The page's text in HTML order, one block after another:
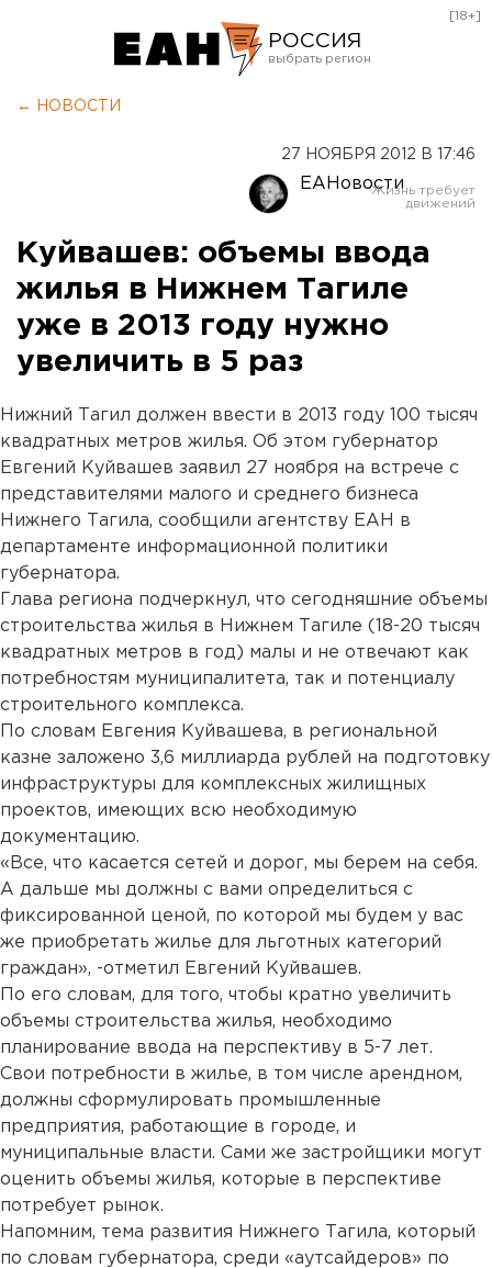
РОССИЯ
Оренбург
[18+]
← НОВОСТИ
27 НОЯБРЯ 2012 В 17:46
ЕАНовости
Куйвашев: объемы ввода
жилья в Нижнем Тагиле
уже в 2013 году нужно
увеличить в 5 раз
Нижний Тагил должен ввести в 2013 году 100 тысяч
квадратных метров жилья. Об этом губернатор
Евгений Куйвашев заявил 27 ноября на встрече с
представителями малого и среднего бизнеса
Нижнего Тагила, сообщили агентству ЕАН в
департаменте информационной политики
губернатора.
Глава региона подчеркнул, что сегодняшние объемы
строительства жилья в Нижнем Тагиле (18-20 тысяч
квадратных метров в год) малы и не отвечают как
потребностям муниципалитета, так и потенциалу
строительного комплекса.
По словам Евгения Куйвашева, в региональной
казне заложено 3,6 миллиарда рублей на подготовку
инфраструктуры для комплексных жилищных
проектов, имеющих всю необходимую
документацию.
«Все, что касается сетей и дорог, мы берем на себя.
А дальше мы должны с вами определиться с
фиксированной ценой, по которой мы будем у вас
же приобретать жилье для льготных категорий
граждан», -отметил Евгений Куйвашев.
По его словам, для того, чтобы кратно увеличить
объемы строительства жилья, необходимо
планирование ввода на перспективу в 5-7 лет.
Свои потребности в жилье, в том числе арендном,
должны сформулировать промышленные
предприятия, работающие в городе, и
муниципальные власти. Сами же застройщики могут
оценить объемы жилья, которые в перспективе
потребует рынок.
Напомним, тема развития Нижнего Тагила, который
по словам губернатора, среди «аутсайдеров» по